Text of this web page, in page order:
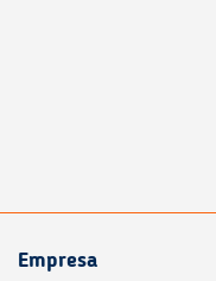
Empresa